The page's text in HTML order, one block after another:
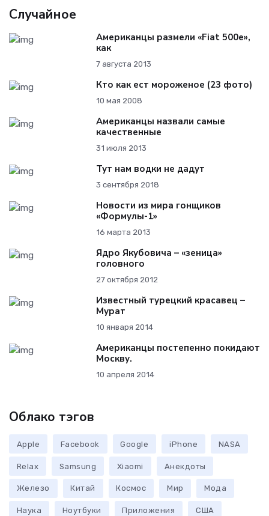
Случайное
Американцы размели «Fiat 500e»,
как
7 августа 2013
Кто как ест мороженое (23 фото)
10 мая 2008
Американцы назвали самые
качественные
31 июля 2013
Тут нам водки не дадут
3 сентября 2018
Новости из мира гонщиков
«Формулы-1»
16 марта 2013
Ядро Якубовича – «зеница»
головного
27 октября 2012
Известный турецкий красавец –
Мурат
10 января 2014
Американцы постепенно покидают
Москву.
10 апреля 2014
Облако тэгов
Apple Facebook Google iPhone NASA
Relax Samsung Xiaomi Анекдоты
Железо Китай Космос Мир Мода
Наука Ноутбуки Приложения США